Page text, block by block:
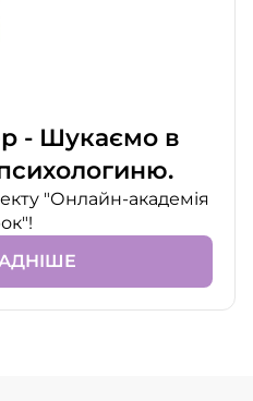
- Шукаємо в
"Онлайн-академія